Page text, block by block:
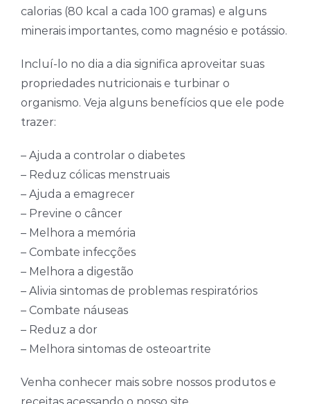
calorias (80 kcal a cada 100 gramas) e alguns
minerais importantes, como magnésio e potássio.
Incluí-lo no dia a dia significa aproveitar suas
propriedades nutricionais e turbinar o
organismo. Veja alguns benefícios que ele pode
trazer:
– Ajuda a controlar o diabetes
– Reduz cólicas menstruais
– Ajuda a emagrecer
– Previne o câncer
– Melhora a memória
– Combate infecções
– Melhora a digestão
– Alivia sintomas de problemas respiratórios
– Combate náuseas
– Reduz a dor
– Melhora sintomas de osteoartrite
Venha conhecer mais sobre nossos produtos e